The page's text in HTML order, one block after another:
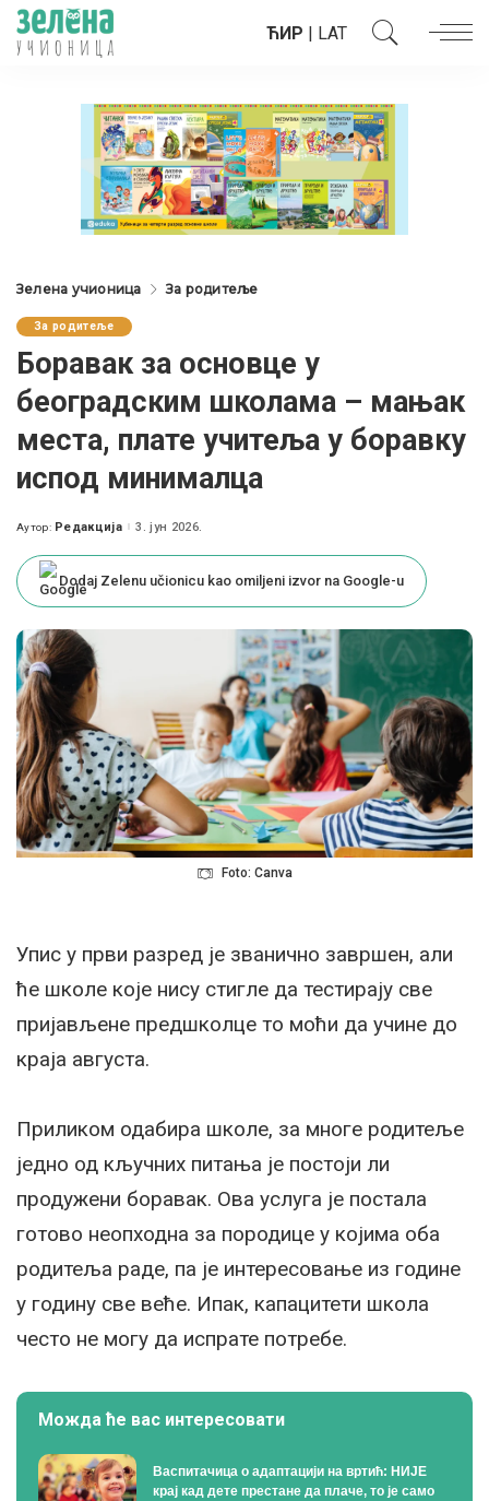
ЋИР | LAT
Зелена учионица За родитеље
За родитеље
Боравак за основце у
београдским школама – мањак
места, плате учитеља у боравку
испод минималца
Posted
Аутор: Редакција 3. јун 2026.
Dodaj Zelenu učionicu kao omiljeni izvor na Google-u
Foto: Canva
Упис у први разред је званично завршен, али
ће школе које нису стигле да тестирају све
пријављене предшколце то моћи да учине до
краја августа.
Приликом одабира школе, за многе родитеље
једно од кључних питања је постоји ли
продужени боравак. Ова услуга је постала
готово неопходна за породице у којима оба
родитеља раде, па је интересовање из године
у годину све веће. Ипак, капацитети школа
често не могу да испрате потребе.
Можда ће вас интересовати
Васпитачица о адаптацији на вртић: НИЈЕ
крај кад дете престане да плаче, то је само